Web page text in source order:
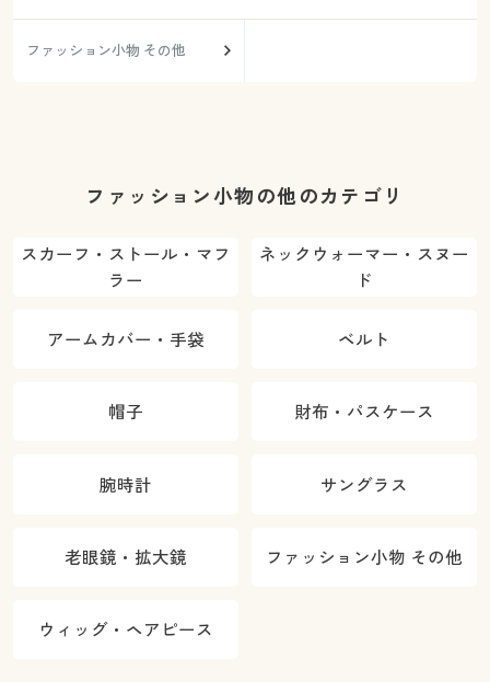
ファッション小物 その他
ファッション小物の他のカテゴリ
スカーフ・ストール・マフ
ラー
ネックウォーマー・スヌー
ド
アームカバー・手袋 ベルト
帽子 財布・パスケース
腕時計 サングラス
老眼鏡・拡大鏡 ファッション小物 その他
ウィッグ・ヘアピース